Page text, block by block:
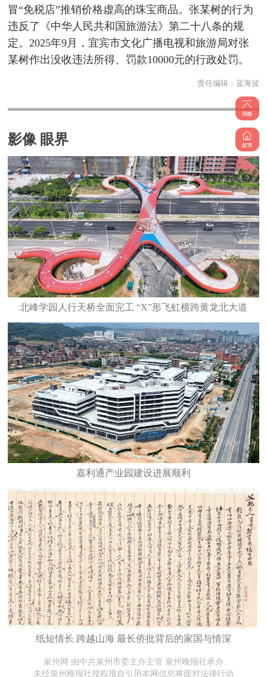
冒“免税店”推销价格虚高的珠宝商品。张某树的行为
违反了《中华人民共和国旅游法》第二十八条的规
定。2025年9月，宜宾市文化广播电视和旅游局对张
某树作出没收违法所得、罚款10000元的行政处罚。
责任编辑： 蓝海波
影像 眼界
北峰学园人行天桥全面完工 “X”形飞虹横跨黄龙北大道
嘉利通产业园建设进展顺利
纸短情长 跨越山海 最长侨批背后的家国与情深
泉州网 由中共泉州市委主办主管 泉州晚报社承办
未经泉州晚报社授权擅自引用本网信息将面对法律行动